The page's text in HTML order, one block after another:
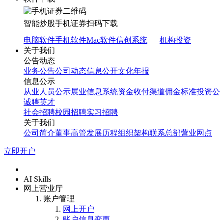
智能炒股手机证券扫码下载
电脑软件手机软件Mac软件信创系统
机构投资
关于我们
公告动态
业务公告公司动态信息公开文化年报
信息公示
从业人员公示展业信息系统资金收付渠道佣金标准投资
诚聘英才
社会招聘校园招聘实习招聘
关于我们
公司简介董事高管发展历程组织架构联系总部营业网点
立即开户
AI Skills
网上营业厅
账户管理
网上开户